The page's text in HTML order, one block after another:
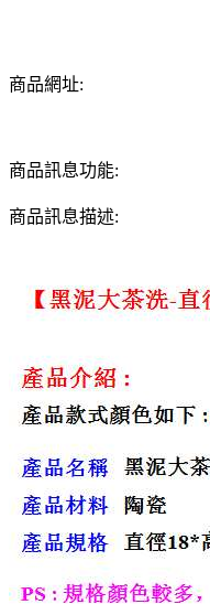
商品網址:
商品訊息功能:
商品訊息描述: